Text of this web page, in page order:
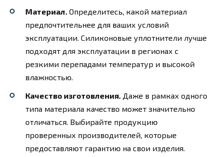
Материал. Определитесь, какой материал
предпочтительнее для ваших условий
эксплуатации. Силиконовые уплотнители лучше
подходят для эксплуатации в регионах с
резкими перепадами температур и высокой
влажностью.
Качество изготовления. Даже в рамках одного
типа материала качество может значительно
отличаться. Выбирайте продукцию
проверенных производителей, которые
предоставляют гарантию на свои изделия.